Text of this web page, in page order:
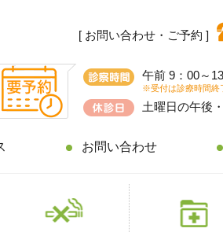
[ お問い合わせ・ご予約 ]
午前 9：00～
※受付は診療時間終
土曜日の午後
お問い合わせ